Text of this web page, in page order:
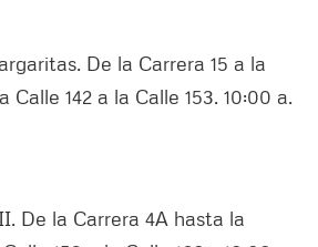
De la Carrera 15 a la
Calle 142 a la Calle 153. 10:00 a.
De la Carrera 4A hasta la